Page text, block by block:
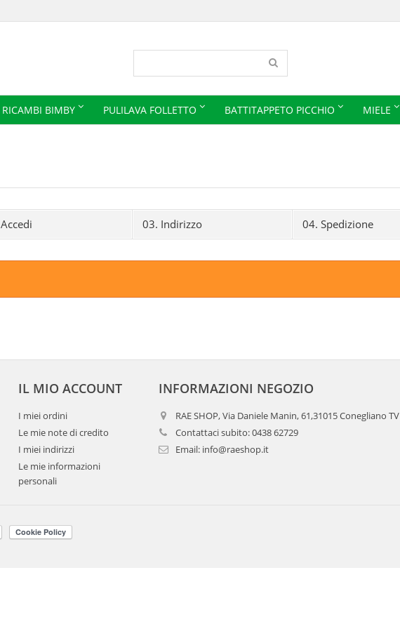
RICAMBI BIMBY PULILAVA FOLLETTO BATTITAPPETO PICCHIO MIELE
Accedi 03. Indirizzo 04. Spedizione
IL MIO ACCOUNT
I miei ordini
Le mie note di credito
I miei indirizzi
Le mie informazioni
personali
INFORMAZIONI NEGOZIO
RAE SHOP, Via Daniele Manin, 61,31015 Conegliano TV
Contattaci subito:0438 62729
Email: info@raeshop.it